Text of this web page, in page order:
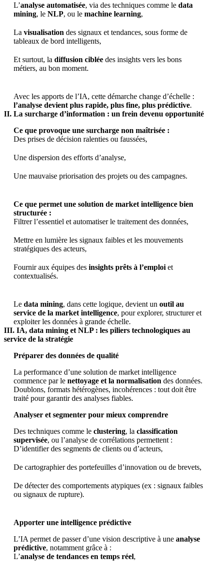
L’analyse automatisée, via des techniques comme le data
mining, le NLP, ou le machine learning,
La visualisation des signaux et tendances, sous forme de
tableaux de bord intelligents,
Et surtout, la diffusion ciblée des insights vers les bons
métiers, au bon moment.
Avec les apports de l’IA, cette démarche change d’échelle :
l’analyse devient plus rapide, plus fine, plus prédictive.
II. La surcharge d’information : un frein devenu opportunité
Ce que provoque une surcharge non maîtrisée :
Des prises de décision ralenties ou faussées,
Une dispersion des efforts d’analyse,
Une mauvaise priorisation des projets ou des campagnes.
Ce que permet une solution de market intelligence bien
structurée :
Filtrer l’essentiel et automatiser le traitement des données,
Mettre en lumière les signaux faibles et les mouvements
stratégiques des acteurs,
Fournir aux équipes des insights prêts à l’emploi et
contextualisés.
Le data mining, dans cette logique, devient un outil au
service de la market intelligence, pour explorer, structurer et
exploiter les données à grande échelle.
III. IA, data mining et NLP : les piliers technologiques au
service de la stratégie
Préparer des données de qualité
La performance d’une solution de market intelligence
commence par le nettoyage et la normalisation des données.
Doublons, formats hétérogènes, incohérences : tout doit être
traité pour garantir des analyses fiables.
Analyser et segmenter pour mieux comprendre
Des techniques comme le clustering, la classification
supervisée, ou l’analyse de corrélations permettent :
D’identifier des segments de clients ou d’acteurs,
De cartographier des portefeuilles d’innovation ou de brevets,
De détecter des comportements atypiques (ex : signaux faibles
ou signaux de rupture).
Apporter une intelligence prédictive
L’IA permet de passer d’une vision descriptive à une analyse
prédictive, notamment grâce à :
L’analyse de tendances en temps réel,